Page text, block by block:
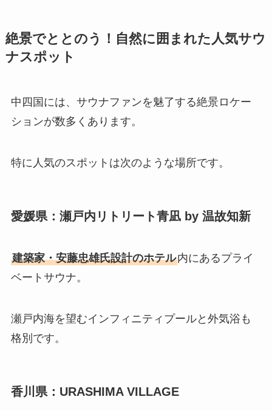
絶景でととのう！自然に囲まれた人気サウ
ナスポット
中四国には、サウナファンを魅了する絶景ロケー
ションが数多くあります。
特に人気のスポットは次のような場所です。
愛媛県：瀬戸内リトリート青凪 by 温故知新
建築家・安藤忠雄氏設計のホテル内にあるプライ
ベートサウナ。
瀬戸内海を望むインフィニティプールと外気浴も
格別です。
香川県：URASHIMA VILLAGE